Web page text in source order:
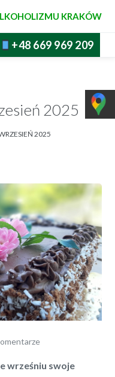
KRAKÓW
+48 669 969 209
2025
2025
wrześniu swoje